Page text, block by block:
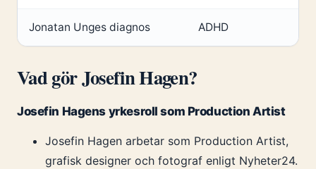
Jonatan Unges diagnos ADHD
Vad gör Josefin Hagen?
Josefin Hagens yrkesroll som Production Artist
Josefin Hagen arbetar som Production Artist,
grafisk designer och fotograf enligt Nyheter24.